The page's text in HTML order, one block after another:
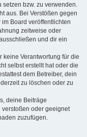
bzw. zu verwenden.
aus. Bei Verstößen gegen
Board veröffentlichten
zeitweise oder
und dir ein
keine Verantwortung für die
selbst erstellt hat oder die
dem Betreiber, dein
zu löschen oder zu
deine Beiträge
oder geeignet
zuzufügen.